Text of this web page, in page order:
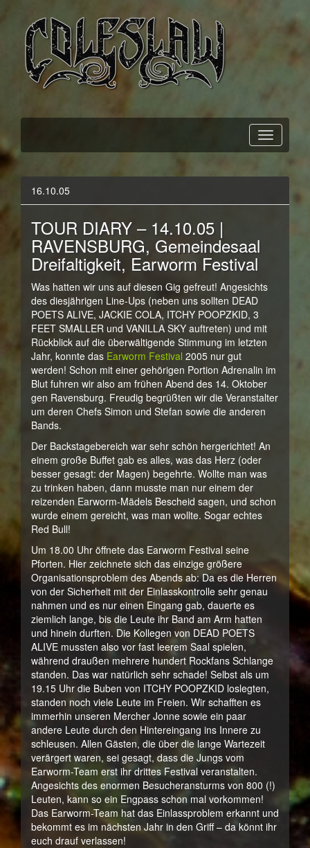
Coleslaw
16.10.05
TOUR DIARY – 14.10.05 |
RAVENSBURG, Gemeindesaal
Dreifaltigkeit, Earworm Festival
Was hatten wir uns auf diesen Gig gefreut! Angesichts
des diesjährigen Line-Ups (neben uns sollten DEAD
POETS ALIVE, JACKIE COLA, ITCHY POOPZKID, 3
FEET SMALLER und VANILLA SKY auftreten) und mit
Rückblick auf die überwältigende Stimmung im letzten
Jahr, konnte das Earworm Festival 2005 nur gut
werden! Schon mit einer gehörigen Portion Adrenalin im
Blut fuhren wir also am frühen Abend des 14. Oktober
gen Ravensburg. Freudig begrüßten wir die Veranstalter
um deren Chefs Simon und Stefan sowie die anderen
Bands.
Der Backstagebereich war sehr schön hergerichtet! An
einem große Buffet gab es alles, was das Herz (oder
besser gesagt: der Magen) begehrte. Wollte man was
zu trinken haben, dann musste man nur einem der
reizenden Earworm-Mädels Bescheid sagen, und schon
wurde einem gereicht, was man wollte. Sogar echtes
Red Bull!
Um 18.00 Uhr öffnete das Earworm Festival seine
Pforten. Hier zeichnete sich das einzige größere
Organisationsproblem des Abends ab: Da es die Herren
von der Sicherheit mit der Einlasskontrolle sehr genau
nahmen und es nur einen Eingang gab, dauerte es
ziemlich lange, bis die Leute ihr Band am Arm hatten
und hinein durften. Die Kollegen von DEAD POETS
ALIVE mussten also vor fast leerem Saal spielen,
während draußen mehrere hundert Rockfans Schlange
standen. Das war natürlich sehr schade! Selbst als um
19.15 Uhr die Buben von ITCHY POOPZKID loslegten,
standen noch viele Leute im Freien. Wir schafften es
immerhin unseren Mercher Jonne sowie ein paar
andere Leute durch den Hintereingang ins Innere zu
schleusen. Allen Gästen, die über die lange Wartezeit
verärgert waren, sei gesagt, dass die Jungs vom
Earworm-Team erst ihr drittes Festival veranstalten.
Angesichts des enormen Besucheransturms von 800 (!)
Leuten, kann so ein Engpass schon mal vorkommen!
Das Earworm-Team hat das Einlassproblem erkannt und
bekommt es im nächsten Jahr in den Griff – da könnt ihr
euch drauf verlassen!